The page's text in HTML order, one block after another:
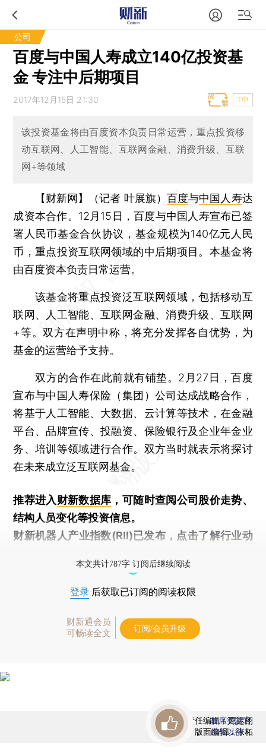
公司
百度与中国人寿成立140亿投资基
金 专注中后期项目
2017年12月15日 21:30 T中
该投资基金将由百度资本负责日常运营，重点投资移
动互联网、人工智能、互联网金融、消费升级、互联
网+等领域
【财新网】（记者 叶展旗） 百度与中国人寿达
成资本合作。12月15日，百度与中国人寿宣布已签
署人民币基金合伙协议，基金规模为140亿元人民
币，重点投资互联网领域的中后期项目。本基金将
由百度资本负责日常运营。
该基金将重点投资泛互联网领域，包括移动互
联网、人工智能、互联网金融、消费升级、互联网
+等。双方在声明中称，将充分发挥各自优势，为
基金的运营给予支持。
双方的合作在此前就有铺垫。2月27日，百度
宣布与中国人寿保险（集团）公司达成战略合作，
将基于人工智能、大数据、云计算等技术，在金融
平台、品牌宣传、投融资、保险银行及企业年金业
务、培训等领域进行合作。双方当时就表示将探讨
在未来成立泛互联网基金。
推荐进入财新数据库 ，可随时查阅公司股价走势、
结构人员变化等投资信息。
财新机器人产业指数(RII)已发布， 点击了解行业动
本文共计787字 订阅后继续阅读
登录 后获取已订阅的阅读权限
财新通会员
可畅读全文
订阅/会员升级
责任编辑：屈运栩
版面编辑：张柘
首席赞赏官
虚位以待